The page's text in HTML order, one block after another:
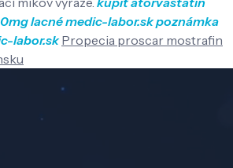
lacnémedic-labor.skpoznámka
labor.skPropecia proscar mostrafin